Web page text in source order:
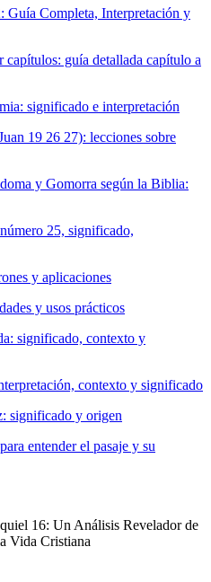
Guía Completa, Interpretación y
guía detallada capítulo a
significado e interpretación
19 26 27): lecciones sobre
y Gomorra según la Biblia:
25, significado,
y aplicaciones
y usos prácticos
significado, contexto y
contexto y significado
significado y origen
entender el pasaje y su
16: Un Análisis Revelador de
Vida Cristiana